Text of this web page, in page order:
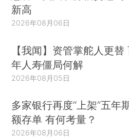
新高
2026年08月06日
【我闻】资管掌舵人更替
年人寿僵局何解
2026年08月05日
多家银行再度“上架”五年
额存单 有何考量？
2026年08月06日